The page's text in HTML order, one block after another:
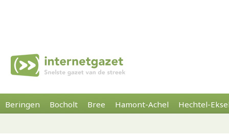
Beringen Bocholt Bree Hamont-Achel Hechtel-